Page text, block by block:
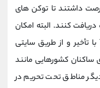
فرصت داشتند تا توکن‌ های
کنند. البته امکان
دریافت برای استیکرهای توکن TIA با تأخیر و از طریق سایتی
ساکنان کشورهایی مانند
دیگر مناطق تحت تحریم در